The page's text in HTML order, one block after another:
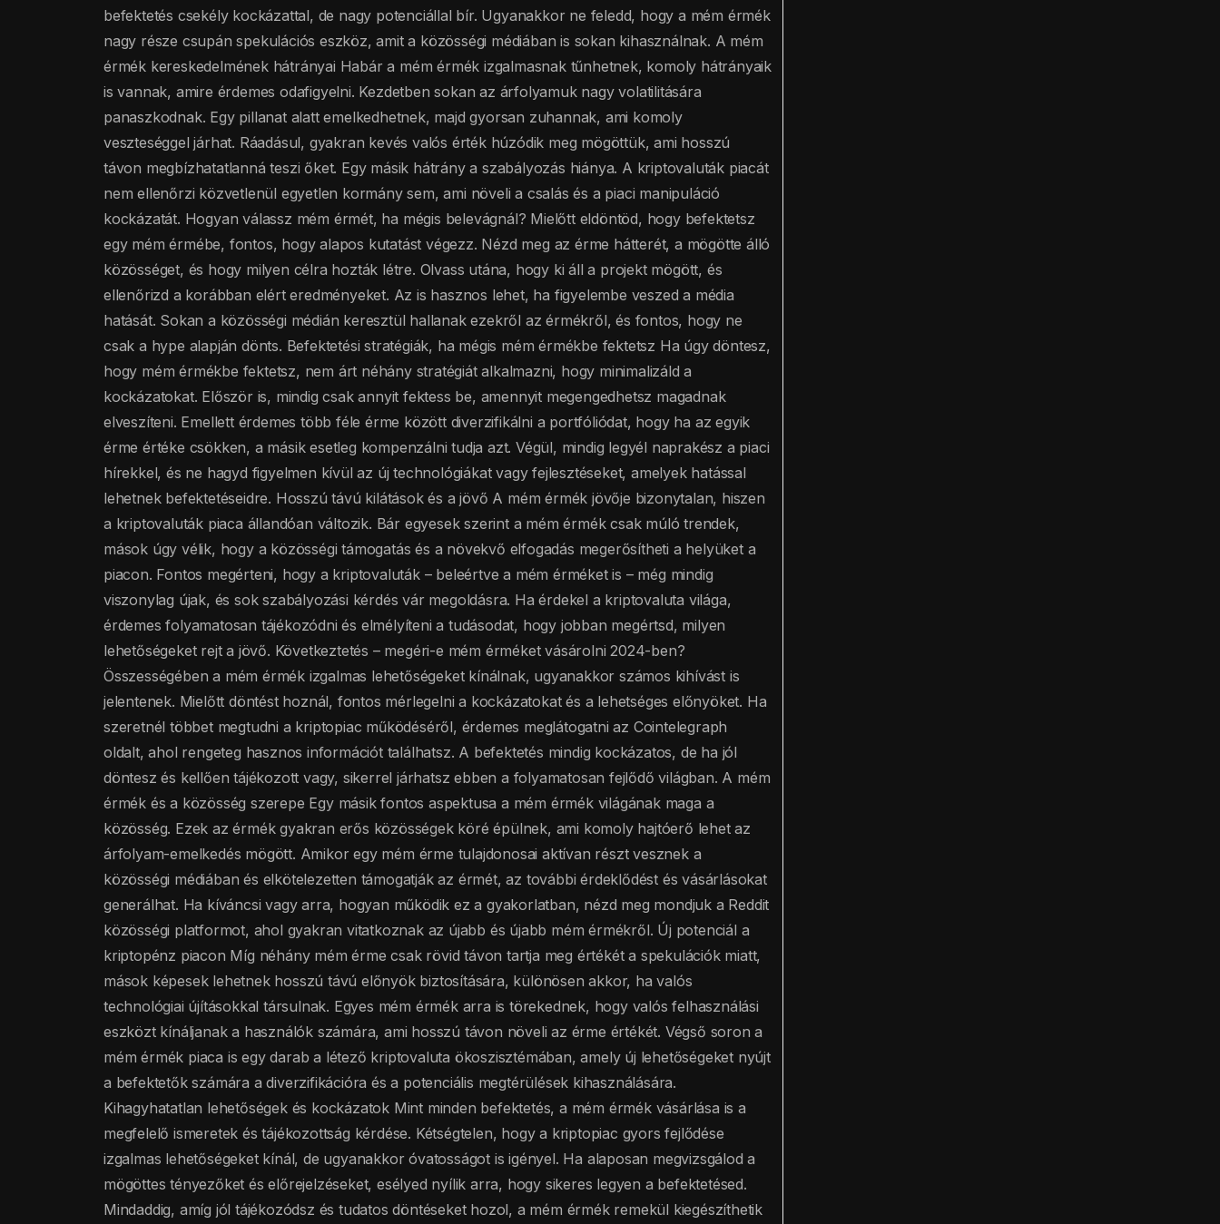
befektetés csekély kockázattal, de nagy potenciállal bír. Ugyanakkor ne feledd, hogy a mém érmék
nagy része csupán spekulációs eszköz, amit a közösségi médiában is sokan kihasználnak. A mém
érmék kereskedelmének hátrányai Habár a mém érmék izgalmasnak tűnhetnek, komoly hátrányaik
is vannak, amire érdemes odafigyelni. Kezdetben sokan az árfolyamuk nagy volatilitására
panaszkodnak. Egy pillanat alatt emelkedhetnek, majd gyorsan zuhannak, ami komoly
veszteséggel járhat. Ráadásul, gyakran kevés valós érték húzódik meg mögöttük, ami hosszú
távon megbízhatatlanná teszi őket. Egy másik hátrány a szabályozás hiánya. A kriptovaluták piacát
nem ellenőrzi közvetlenül egyetlen kormány sem, ami növeli a csalás és a piaci manipuláció
kockázatát. Hogyan válassz mém érmét, ha mégis belevágnál? Mielőtt eldöntöd, hogy befektetsz
egy mém érmébe, fontos, hogy alapos kutatást végezz. Nézd meg az érme hátterét, a mögötte álló
közösséget, és hogy milyen célra hozták létre. Olvass utána, hogy ki áll a projekt mögött, és
ellenőrizd a korábban elért eredményeket. Az is hasznos lehet, ha figyelembe veszed a média
hatását. Sokan a közösségi médián keresztül hallanak ezekről az érmékről, és fontos, hogy ne
csak a hype alapján dönts. Befektetési stratégiák, ha mégis mém érmékbe fektetsz Ha úgy döntesz,
hogy mém érmékbe fektetsz, nem árt néhány stratégiát alkalmazni, hogy minimalizáld a
kockázatokat. Először is, mindig csak annyit fektess be, amennyit megengedhetsz magadnak
elveszíteni. Emellett érdemes több féle érme között diverzifikálni a portfóliódat, hogy ha az egyik
érme értéke csökken, a másik esetleg kompenzálni tudja azt. Végül, mindig legyél naprakész a piaci
hírekkel, és ne hagyd figyelmen kívül az új technológiákat vagy fejlesztéseket, amelyek hatással
lehetnek befektetéseidre. Hosszú távú kilátások és a jövő A mém érmék jövője bizonytalan, hiszen
a kriptovaluták piaca állandóan változik. Bár egyesek szerint a mém érmék csak múló trendek,
mások úgy vélik, hogy a közösségi támogatás és a növekvő elfogadás megerősítheti a helyüket a
piacon. Fontos megérteni, hogy a kriptovaluták – beleértve a mém érméket is – még mindig
viszonylag újak, és sok szabályozási kérdés vár megoldásra. Ha érdekel a kriptovaluta világa,
érdemes folyamatosan tájékozódni és elmélyíteni a tudásodat, hogy jobban megértsd, milyen
lehetőségeket rejt a jövő. Következtetés – megéri-e mém érméket vásárolni 2024-ben?
Összességében a mém érmék izgalmas lehetőségeket kínálnak, ugyanakkor számos kihívást is
jelentenek. Mielőtt döntést hoznál, fontos mérlegelni a kockázatokat és a lehetséges előnyöket. Ha
szeretnél többet megtudni a kriptopiac működéséről, érdemes meglátogatni az Cointelegraph
oldalt, ahol rengeteg hasznos információt találhatsz. A befektetés mindig kockázatos, de ha jól
döntesz és kellően tájékozott vagy, sikerrel járhatsz ebben a folyamatosan fejlődő világban. A mém
érmék és a közösség szerepe Egy másik fontos aspektusa a mém érmék világának maga a
közösség. Ezek az érmék gyakran erős közösségek köré épülnek, ami komoly hajtóerő lehet az
árfolyam-emelkedés mögött. Amikor egy mém érme tulajdonosai aktívan részt vesznek a
közösségi médiában és elkötelezetten támogatják az érmét, az további érdeklődést és vásárlásokat
generálhat. Ha kíváncsi vagy arra, hogyan működik ez a gyakorlatban, nézd meg mondjuk a Reddit
közösségi platformot, ahol gyakran vitatkoznak az újabb és újabb mém érmékről. Új potenciál a
kriptopénz piacon Míg néhány mém érme csak rövid távon tartja meg értékét a spekulációk miatt,
mások képesek lehetnek hosszú távú előnyök biztosítására, különösen akkor, ha valós
technológiai újításokkal társulnak. Egyes mém érmék arra is törekednek, hogy valós felhasználási
eszközt kínáljanak a használók számára, ami hosszú távon növeli az érme értékét. Végső soron a
mém érmék piaca is egy darab a létező kriptovaluta ökoszisztémában, amely új lehetőségeket nyújt
a befektetők számára a diverzifikációra és a potenciális megtérülések kihasználására.
Kihagyhatatlan lehetőségek és kockázatok Mint minden befektetés, a mém érmék vásárlása is a
megfelelő ismeretek és tájékozottság kérdése. Kétségtelen, hogy a kriptopiac gyors fejlődése
izgalmas lehetőségeket kínál, de ugyanakkor óvatosságot is igényel. Ha alaposan megvizsgálod a
mögöttes tényezőket és előrejelzéseket, esélyed nyílik arra, hogy sikeres legyen a befektetésed.
Mindaddig, amíg jól tájékozódsz és tudatos döntéseket hozol, a mém érmék remekül kiegészíthetik